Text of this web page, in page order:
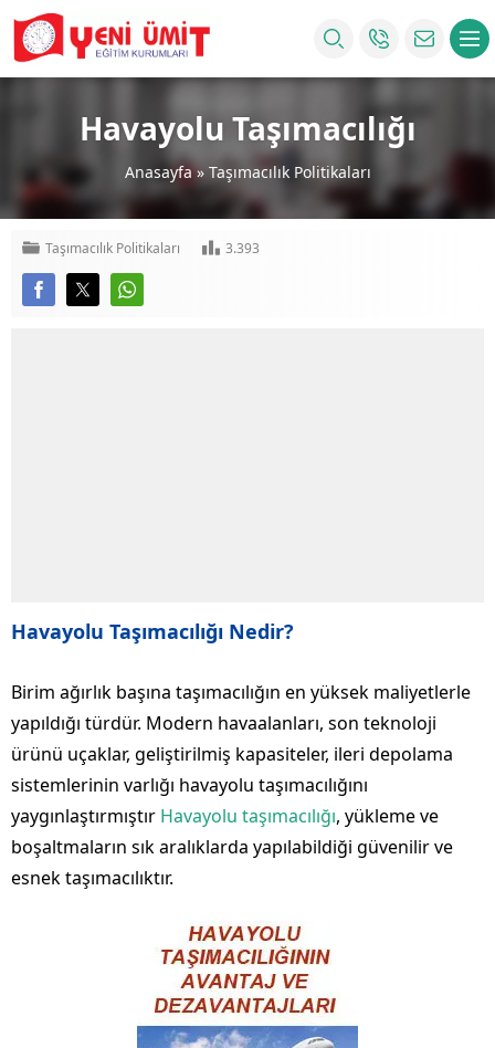
Havayolu Taşımacılığı
Anasayfa» Taşımacılık Politikaları
Taşımacılık Politikaları 3.393
Havayolu Taşımacılığı Nedir?
Birim ağırlık başına taşımacılığın en yüksek maliyetlerle
yapıldığı türdür. Modern havaalanları, son teknoloji
ürünü uçaklar, geliştirilmiş kapasiteler, ileri depolama
sistemlerinin varlığı havayolu taşımacılığını
yaygınlaştırmıştır Havayolu taşımacılığı, yükleme ve
boşaltmaların sık aralıklarda yapılabildiği güvenilir ve
esnek taşımacılıktır.